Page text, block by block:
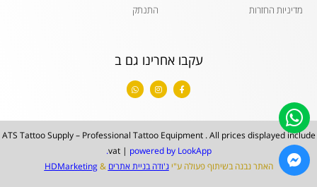
מדיניות החזרות
התנתק
עקבו אחרינו גם ב
F
a
c
o
o
k
f
I
n
s
g
r
a
m
W
h
a
a
p
p
ATS Tattoo Supply – Professional Tattoo Equipment . All prices displayed include
vat | powered by LookApp.
האתר נבנה בשיתוף פעולה ע"י ג'ודה בניית אתרים &
HDMarketing